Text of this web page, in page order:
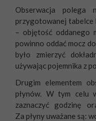
Obserwacja polega
przygotowanej tabelce
– objętość oddanego
powinno oddać mocz
było zmierzyć
używając pojemnika z
Drugim elementem
płynów. W tym celu
zaznaczyć godzinę
Za płyny uważane są: